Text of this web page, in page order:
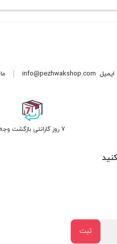
ایمیل info@pezhwakshop.com ما 24 ساعته 7 روز هفته پاسخگوی شما هستیم.
7 روز گارانتی بازگشت وجه